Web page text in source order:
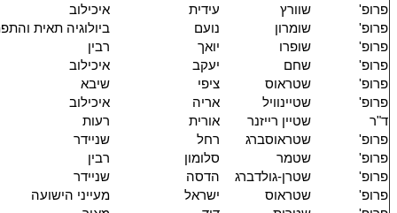
פרופ'
שוורץ עידית
איכילוב
פרופ'
שומרון נועם
ביולוגיה תאית
פרופ'
שופרו יואך
רבין
פרופ'
שחם יעקב
איכילוב
פרופ'
שטראוס ציפי
שיבא
פרופ'
שטיינוויל אריה
איכילוב
ד"ר
שטיין רייזנר אורית
רעות
פרופ'
שטראוסברג רחל
שניידר
פרופ'
שטמר סלומון
רבין
פרופ'
שטרן-גולדברג הדסה
שניידר
פרופ'
שטראוס ישראל
מעייני הישועה